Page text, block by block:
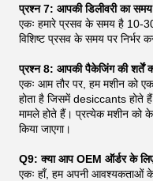
प्रश्न 7: आपकी डिलीवरी का
एकः हमारे प्रसव के समय है 10-30
विशिष्ट प्रसव के समय पर निर्भर
प्रश्न 8: आपकी पैकेजिंग की शर्तें
एकः आम तौर पर, हम मशीन को
होता है जिसमें desiccants होते
मामले होते हैं। प्रत्येक मशीन को
किया जाएगा।
Q9: क्या आप OEM ऑर्डर के
एकः हाँ, हम अपनी आवश्यकताओं